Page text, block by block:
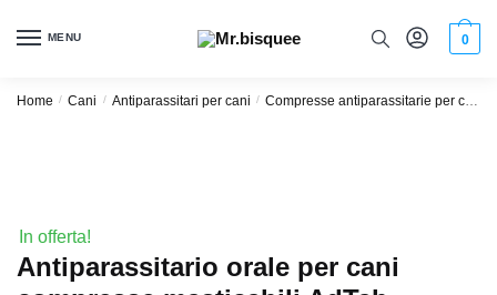
MENU 0
Home / Cani / Antiparassitari per cani / Compresse antiparassitarie per cani
In offerta!
Antiparassitario orale per cani